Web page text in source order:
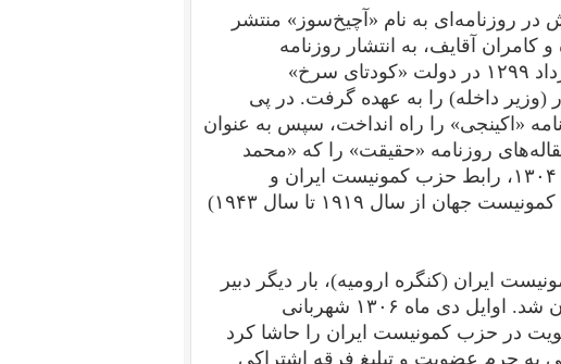
در روزنامه‌ای به نام «آچیخ‌سوز» منتشر
کامران آقایف، به انتشار روزنامه
«کامونیست» ارگان حزب در رشت پرداخت. مرداد ۱۲۹۹ در دولت «کودتای سرخ»
داخله) را به عهده گرفت. در پی
«اکینجی» را راه انداخت، سپس به عنوان
روزنامه «حقیقت» را که «محمد
در سال ۱۳۰۴، رابط حزب کمونیست ایران و
از سال ۱۹۱۹ تا سال ۱۹۴۳)
حزب کمونیست ایران (کنگره ارومیه)، بار دیگر دبیر
کمیته مرکزی و مسؤول تشکیلات حزب در تهران شد. اوایل دی ماه ۱۳۰۶ شهربانی
در حزب کمونیست ایران را حاشا کرد
۱۳۱۸ در دادگاه جنائی به جرم عضویت و تبلیغ فرقه اشتراکی